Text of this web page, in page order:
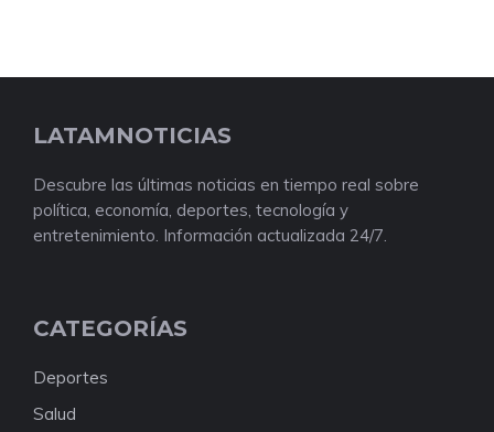
LATAMNOTICIAS
Descubre las últimas noticias en tiempo real sobre
política, economía, deportes, tecnología y
entretenimiento. Información actualizada 24/7.
CATEGORÍAS
Deportes
Salud